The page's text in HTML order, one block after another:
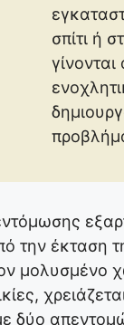
σπίτι ή
την έκταση
μολυσμένο
δύο